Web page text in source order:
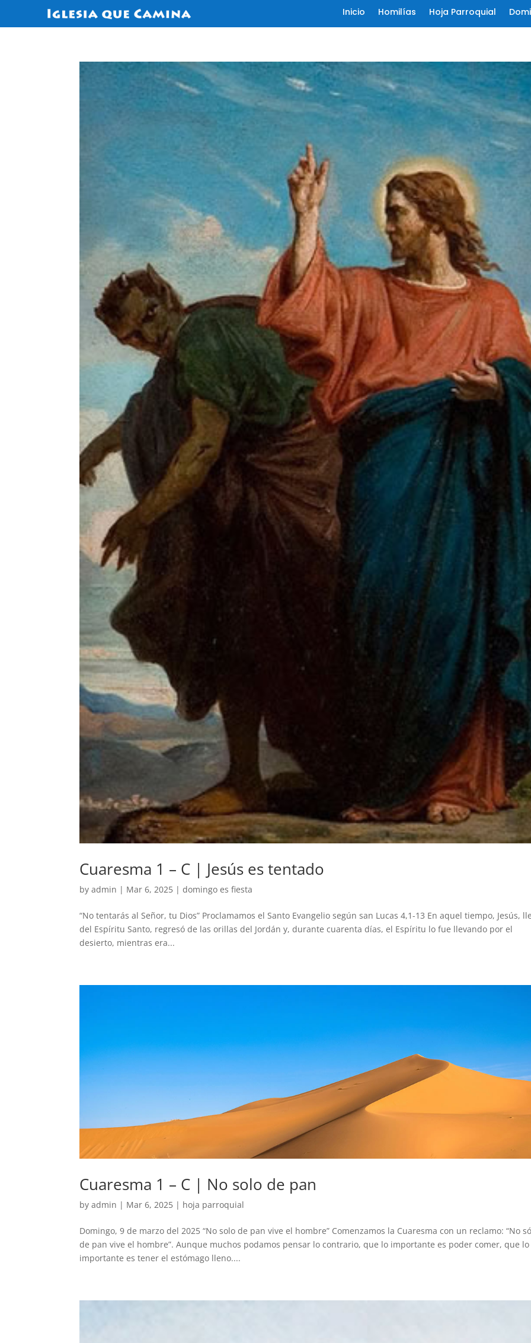
Inicio Homilías Hoja Parroquial
Cuaresma 1 – C | Jesús es tentado
byadmin | Mar 6, 2025 |domingo es fiesta
“No tentarás al Señor, tu Dios” Proclamamos el Santo Evangelio según san Lucas 4,1-13 En aquel tiempo, Jesús,
del Espíritu Santo, regresó de las orillas del Jordán y, durante cuarenta días, el Espíritu lo fue llevando por el
desierto, mientras era...
Cuaresma 1 – C | No solo de pan
byadmin | Mar 6, 2025 | hoja parroquial
Domingo, 9 de marzo del 2025 “No solo de pan vive el hombre” Comenzamos la Cuaresma con un reclamo: “No
de pan vive el hombre”. Aunque muchos podamos pensar lo contrario, que lo importante es poder comer, que lo
importante es tener el estómago lleno....